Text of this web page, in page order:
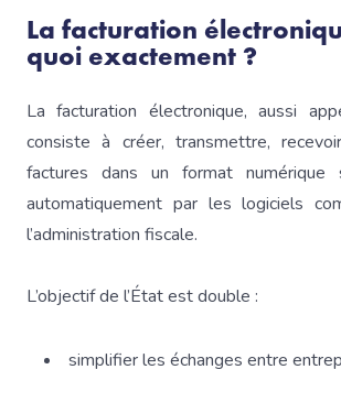
La facturation
quoi exactement ?
La facturation électronique, aussi
consiste à créer, transmettre,
factures dans un format numérique
automatiquement par les logiciels
l’administration fiscale.
L’objectif de l’État est double :
simplifier les échanges entre